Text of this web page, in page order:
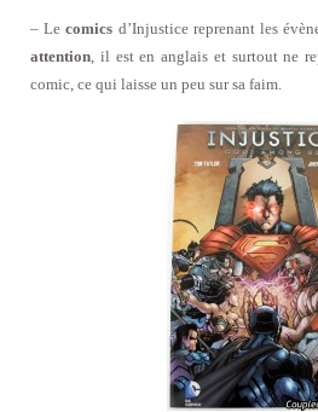
– Lecomics d’Injustice reprenant les
attention , il est en anglais et surtout ne
comic, ce qui laisse un peu sur sa faim.